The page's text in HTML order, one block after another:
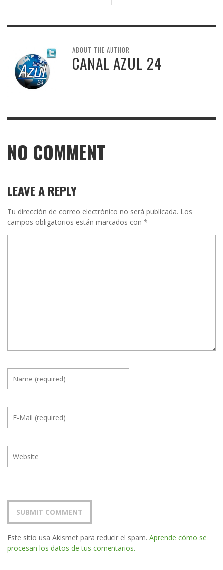
ABOUT THE AUTHOR
CANAL AZUL 24
NO COMMENT
LEAVE A REPLY
Tu dirección de correo electrónico no será publicada. Los
campos obligatorios están marcados con *
Este sitio usa Akismet para reducir el spam. Aprende cómo se
procesan los datos de tus comentarios.